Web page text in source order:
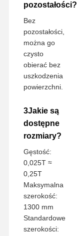
pozostałości?
Bez
pozostałości,
można go
czysto
obierać bez
uszkodzenia
powierzchni.
3Jakie są
dostępne
rozmiary?
Gęstość:
0,025T ≈
0,25T
Maksymalna
szerokość:
1300 mm
Standardowe
szerokości: